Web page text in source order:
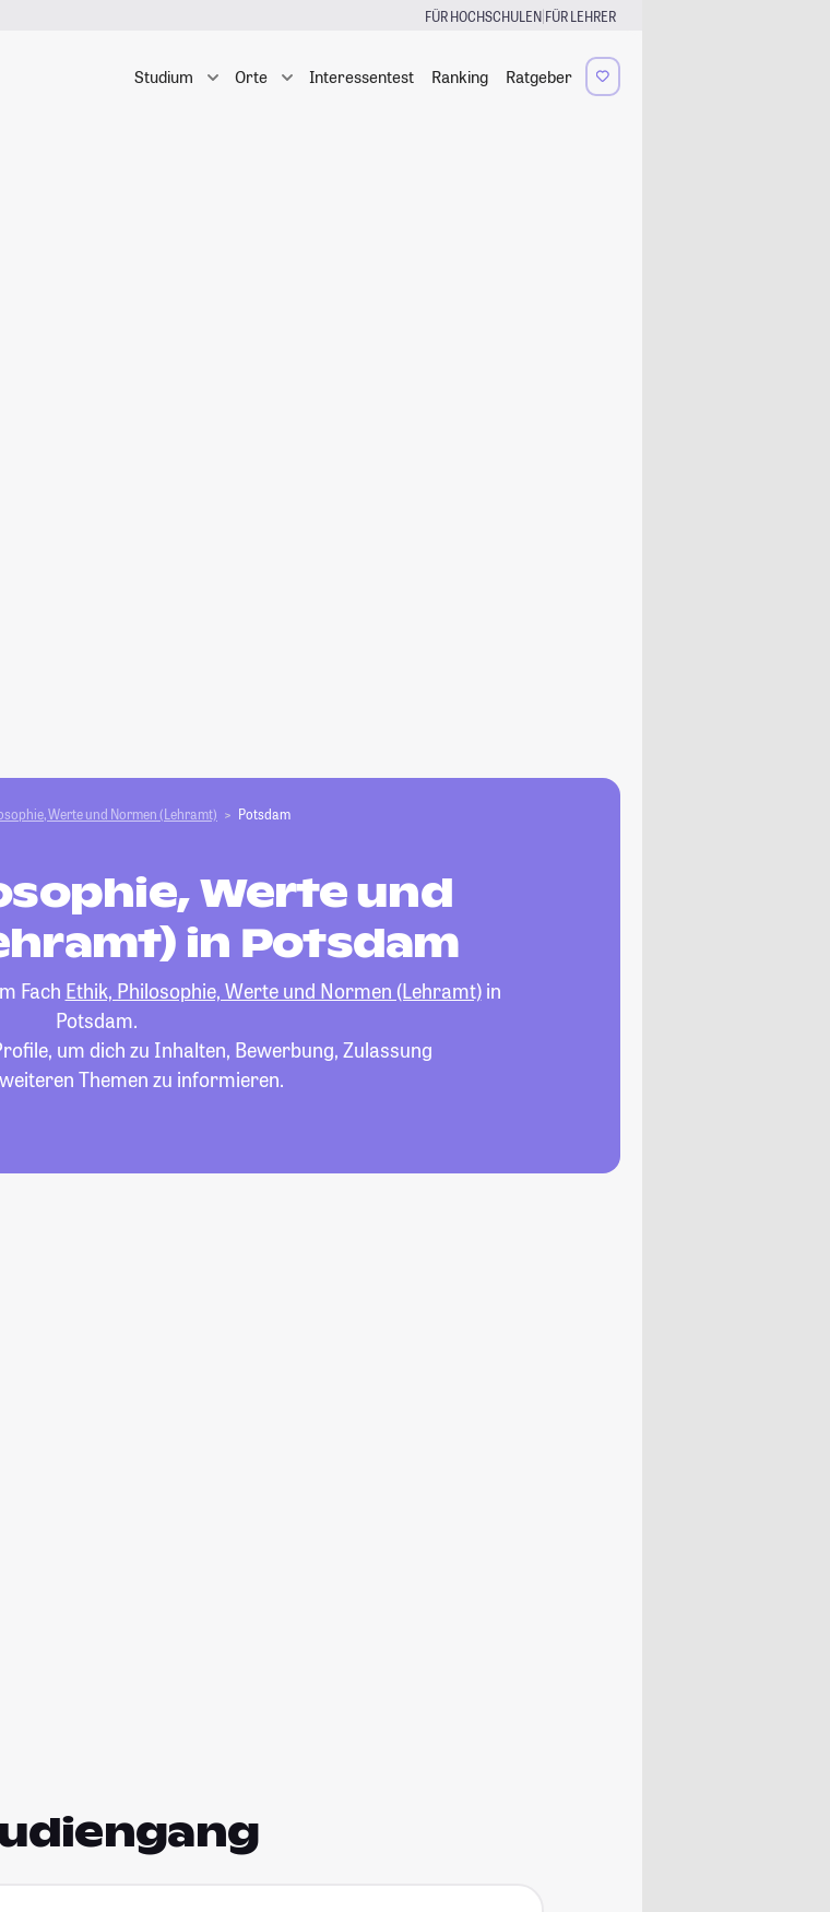
FÜR HOCHSCHULEN|FÜR LEHRER
Studium Orte Interessentest Ranking Ratgeber
Werte und Normen (Lehramt) Potsdam
Werte und
in Potsdam
Fach Ethik, Philosophie, Werte und Normen (Lehramt)in
Potsdam.
um dich zu Inhalten, Bewerbung, Zulassung
Themen zu informieren.